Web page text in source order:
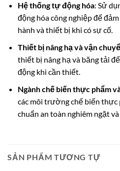
Hệ thống tự động hóa: Sử
động hóa công nghiệp để
hành và thiết bị khi có sự cố.
Thiết bị nâng hạ và vận
thiết bị nâng hạ và băng tải
động khi cần thiết.
Ngành chế biến thực phẩm
các môi trường chế biến thực
chuẩn an toàn nghiêm ngặt và
SẢN PHẨM TƯƠNG TỰ